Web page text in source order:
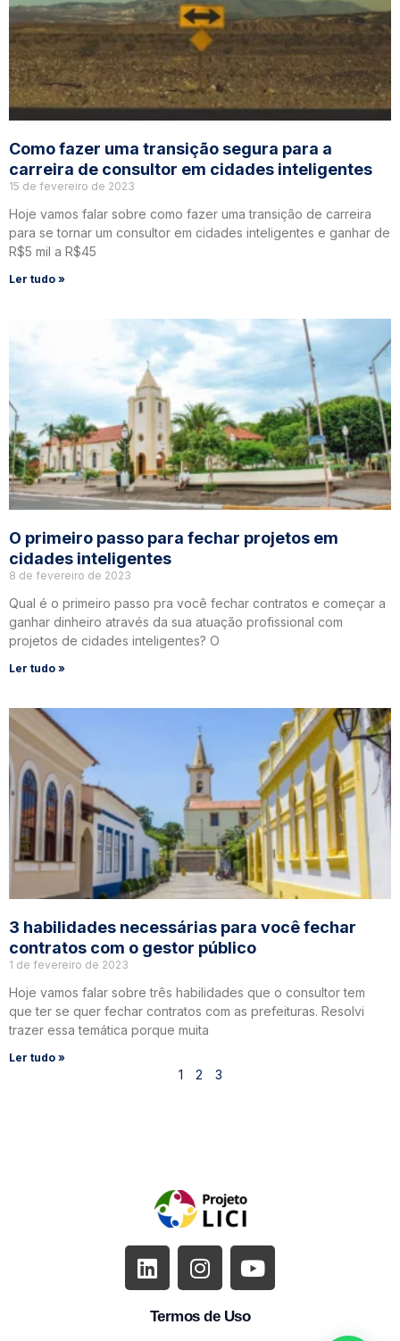
Como fazer uma transição segura para a
carreira de consultor em cidades inteligentes
15 de fevereiro de 2023
Hoje vamos falar sobre como fazer uma transição de carreira
para se tornar um consultor em cidades inteligentes e ganhar de
R$5 mil a R$45
Ler tudo »
O primeiro passo para fechar projetos em
cidades inteligentes
8 de fevereiro de 2023
Qual é o primeiro passo pra você fechar contratos e começar a
ganhar dinheiro através da sua atuação profissional com
projetos de cidades inteligentes? O
Ler tudo »
3 habilidades necessárias para você fechar
contratos com o gestor público
1 de fevereiro de 2023
Hoje vamos falar sobre três habilidades que o consultor tem
que ter se quer fechar contratos com as prefeituras. Resolvi
trazer essa temática porque muita
Ler tudo »
1 2 3
Termos de Uso